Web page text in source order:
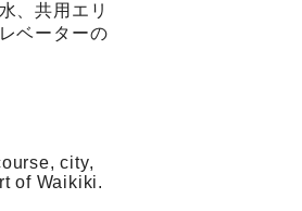
、共用エリ
ベーターの
city,
of Waikiki.